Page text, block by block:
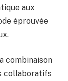
aux
éprouvée
combinaison
collaboratifs